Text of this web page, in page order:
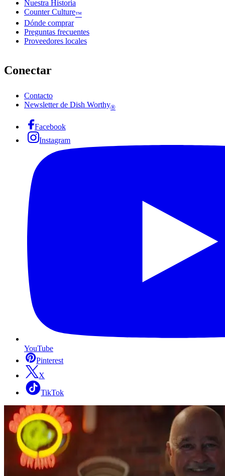
Nuestra Historia
Counter Culture™
Dónde comprar
Preguntas frecuentes
Proveedores locales
Conectar
Contacto
Newsletter de Dish Worthy®
Facebook
Instagram
YouTube
Pinterest
X
TikTok